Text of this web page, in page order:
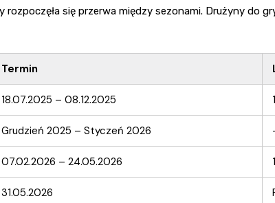
się przerwa między sezonami. Drużyny do
Termin
18.07.2025 – 08.12.2025
Grudzień 2025 – Styczeń 2026
07.02.2026 – 24.05.2026
31.05.2026